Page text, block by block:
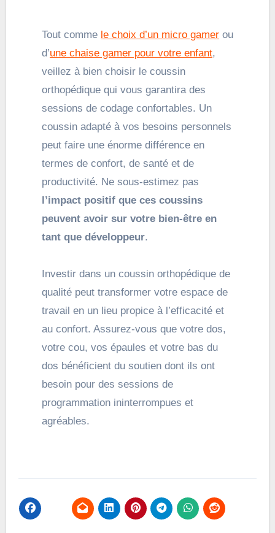
Tout comme le choix d’un micro gamerou
d’une chaise gamer pour votre enfant,
veillez à bien choisir le coussin
orthopédique qui vous garantira des
sessions de codage confortables. Un
coussin adapté à vos besoins personnels
peut faire une énorme différence en
termes de confort, de santé et de
productivité. Ne sous-estimez pas
l’impact positif que ces coussins
peuvent avoir sur votre bien-être en
tant que développeur.
Investir dans un coussin orthopédique de
qualité peut transformer votre espace de
travail en un lieu propice à l’efficacité et
au confort. Assurez-vous que votre dos,
votre cou, vos épaules et votre bas du
dos bénéficient du soutien dont ils ont
besoin pour des sessions de
programmation ininterrompues et
agréables.